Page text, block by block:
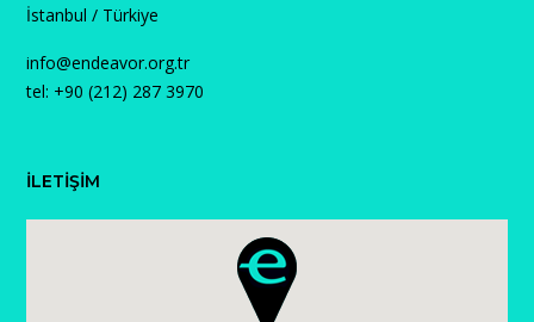
İstanbul / Türkiye
info@endeavor.org.tr
tel: +90 (212) 287 3970
İLETİŞİM